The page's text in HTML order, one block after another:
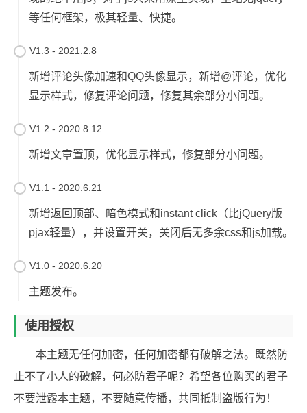
等任何框架，极其轻量、快捷。
V1.3 - 2021.2.8
新增评论头像加速和QQ头像显示，新增@评论，优化
显示样式，修复评论问题，修复其余部分小问题。
V1.2 - 2020.8.12
新增文章置顶，优化显示样式，修复部分小问题。
V1.1 - 2020.6.21
新增返回顶部、暗色模式和instant click（比jQuery版
pjax轻量），并设置开关，关闭后无多余css和js加载。
V1.0 - 2020.6.20
主题发布。
使用授权
本主题无任何加密，任何加密都有破解之法。既然防
止不了小人的破解，何必防君子呢？希望各位购买的君子
不要泄露本主题，不要随意传播，共同抵制盗版行为！